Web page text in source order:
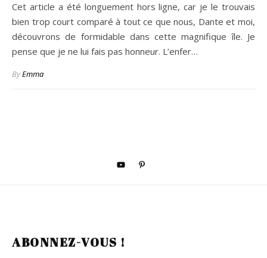
Cet article a été longuement hors ligne, car je le trouvais
bien trop court comparé à tout ce que nous, Dante et moi,
découvrons de formidable dans cette magnifique île. Je
pense que je ne lui fais pas honneur. L’enfer…
ByEmma
ABONNEZ-VOUS !